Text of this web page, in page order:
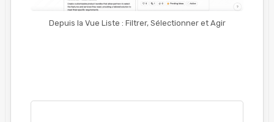
Depuis la Vue Liste : Filtrer, Sélectionner et Agir